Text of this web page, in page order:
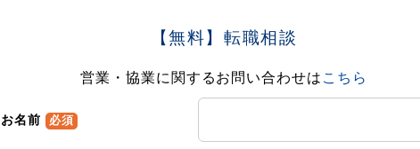
【無料】転職相談
営業・協業に関するお問い合わせは こちら
お名前 必須